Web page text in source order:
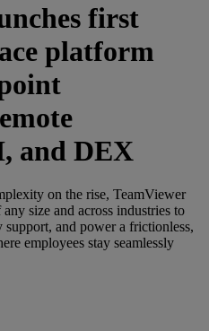
first
platform
and DEX
on the rise, TeamViewer
size and across industries to
and power a frictionless,
employees stay seamlessly